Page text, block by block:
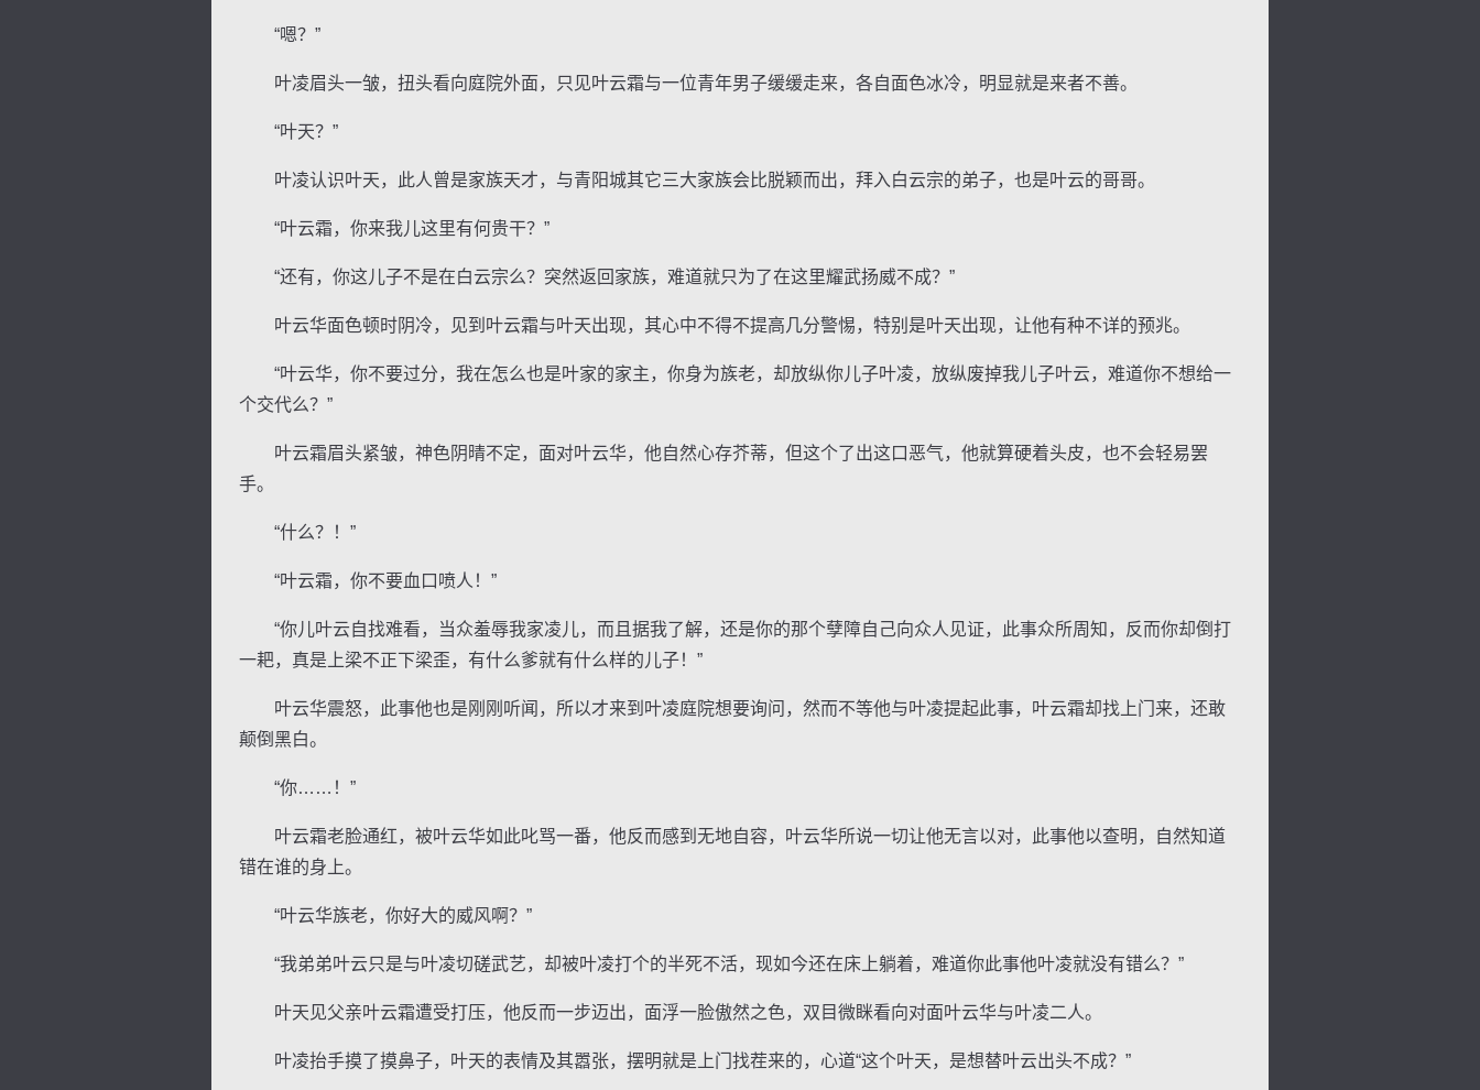
“嗯？”
叶凌眉头一皱，扭头看向庭院外面，只见叶云霜与一位青年男子缓缓走来，各自面色冰冷，明显就是来者不善。
“叶天？”
叶凌认识叶天，此人曾是家族天才，与青阳城其它三大家族会比脱颖而出，拜入白云宗的弟子，也是叶云的哥哥。
“叶云霜，你来我儿这里有何贵干？”
“还有，你这儿子不是在白云宗么？突然返回家族，难道就只为了在这里耀武扬威不成？”
叶云华面色顿时阴冷，见到叶云霜与叶天出现，其心中不得不提高几分警惕，特别是叶天出现，让他有种不详的预兆。
“叶云华，你不要过分，我在怎么也是叶家的家主，你身为族老，却放纵你儿子叶凌，放纵废掉我儿子叶云，难道你不想给一
个交代么？”
叶云霜眉头紧皱，神色阴晴不定，面对叶云华，他自然心存芥蒂，但这个了出这口恶气，他就算硬着头皮，也不会轻易罢
手。
“什么？！”
“叶云霜，你不要血口喷人！”
“你儿叶云自找难看，当众羞辱我家凌儿，而且据我了解，还是你的那个孽障自己向众人见证，此事众所周知，反而你却倒打
一耙，真是上梁不正下梁歪，有什么爹就有什么样的儿子！”
叶云华震怒，此事他也是刚刚听闻，所以才来到叶凌庭院想要询问，然而不等他与叶凌提起此事，叶云霜却找上门来，还敢
颠倒黑白。
“你……！”
叶云霜老脸通红，被叶云华如此叱骂一番，他反而感到无地自容，叶云华所说一切让他无言以对，此事他以查明，自然知道
错在谁的身上。
“叶云华族老，你好大的威风啊？”
“我弟弟叶云只是与叶凌切磋武艺，却被叶凌打个的半死不活，现如今还在床上躺着，难道你此事他叶凌就没有错么？”
叶天见父亲叶云霜遭受打压，他反而一步迈出，面浮一脸傲然之色，双目微眯看向对面叶云华与叶凌二人。
叶凌抬手摸了摸鼻子，叶天的表情及其嚣张，摆明就是上门找茬来的，心道“这个叶天，是想替叶云出头不成？”